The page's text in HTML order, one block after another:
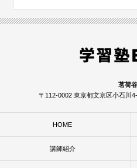
茗荷
〒112-0002 東京都文京区小石川
HOME
講師紹介